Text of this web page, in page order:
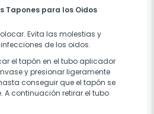
Tapones para los Oidos
Evita las molestias y
de los oidos.
el tapón en el tubo aplicador
y presionar ligeramente
conseguir que el tapón se
A continuación retirar el tubo